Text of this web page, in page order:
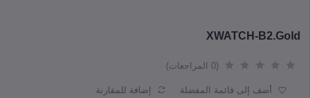
XWATCH-B2.Gold
(0 المراجعات)
أضف إلى قائمة المفضلة إضافة للمقارنة